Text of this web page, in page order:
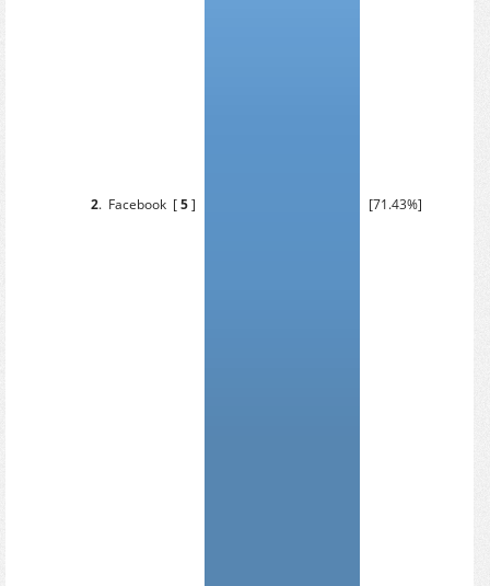
2. Facebook [5] [71.43%]